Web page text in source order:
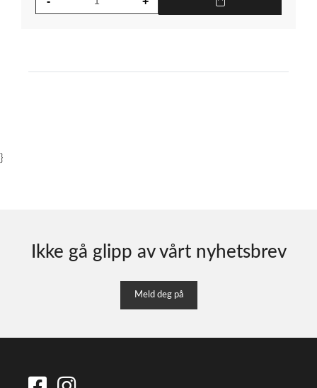
}
Ikke gå glipp av vårt nyhetsbrev
Meld deg på